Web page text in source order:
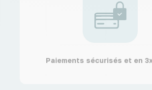
Paiements sécurisés et en